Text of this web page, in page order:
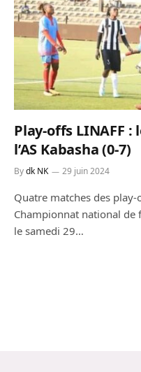
Play-offs LINAFF :
l’AS Kabasha (0-7)
Bydk NK 29 juin 2024
Quatre matches des
Championnat national
le samedi 29…